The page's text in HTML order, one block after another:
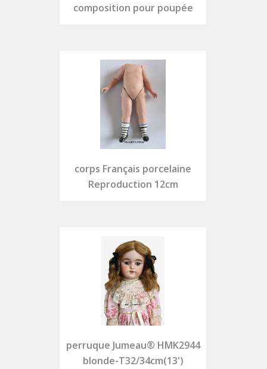
composition pour poupée
corps Français porcelaine
Reproduction 12cm
perruque Jumeau® HMK2944
blonde-T32/34cm(13')